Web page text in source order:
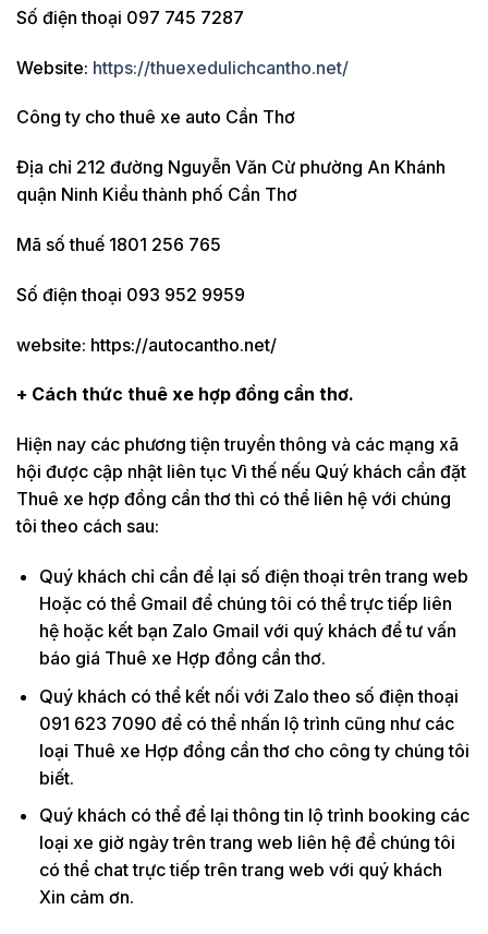
Số điện thoại 097 745 7287
Website: https://thuexedulichcantho.net/
Công ty cho thuê xe auto Cần Thơ
Địa chỉ 212 đường Nguyễn Văn Cừ phường An Khánh
quận Ninh Kiều thành phố Cần Thơ
Mã số thuế 1801 256 765
Số điện thoại 093 952 9959
website: https://autocantho.net/
+ Cách thức thuê xe hợp đồng cần thơ.
Hiện nay các phương tiện truyền thông và các mạng xã
hội được cập nhật liên tục Vì thế nếu Quý khách cần đặt
Thuê xe hợp đồng cần thơ thì có thể liên hệ với chúng
tôi theo cách sau:
Quý khách chỉ cần để lại số điện thoại trên trang web
Hoặc có thể Gmail để chúng tôi có thể trực tiếp liên
hệ hoặc kết bạn Zalo Gmail với quý khách để tư vấn
báo giá Thuê xe Hợp đồng cần thơ.
Quý khách có thể kết nối với Zalo theo số điện thoại
091 623 7090 để có thể nhấn lộ trình cũng như các
loại Thuê xe Hợp đồng cần thơ cho công ty chúng tôi
biết.
Quý khách có thể để lại thông tin lộ trình booking các
loại xe giờ ngày trên trang web liên hệ để chúng tôi
có thể chat trực tiếp trên trang web với quý khách
Xin cảm ơn.